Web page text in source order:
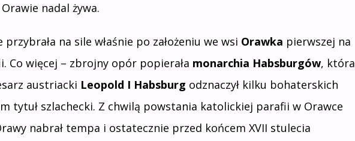
nadal żywa.
na sile właśnie po założeniu we wsi Orawka pierwszej na
więcej – zbrojny opór popierała monarchia Habsburgów, która
austriacki Leopold I Habsburg odznaczył kilku bohaterskich
tytuł szlachecki. Z chwilą powstania katolickiej parafii w Orawce
nabrał tempa i ostatecznie przed końcem XVII stulecia